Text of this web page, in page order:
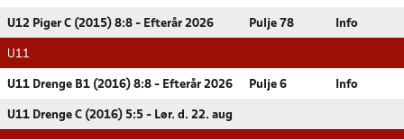
U12 Piger C (2015) 8:8 - Efterår 2026 Pulje 78 Info
U11
U11 Drenge B1 (2016) 8:8 - Efterår 2026 Pulje 6 Info
U11 Drenge C (2016) 5:5 - Lør. d. 22. aug